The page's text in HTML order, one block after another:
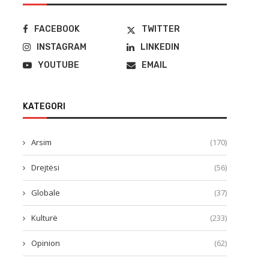
FACEBOOK
TWITTER
INSTAGRAM
LINKEDIN
YOUTUBE
EMAIL
KATEGORI
Arsim (170)
Drejtësi (56)
Globale (37)
Kulturë (233)
Opinion (62)